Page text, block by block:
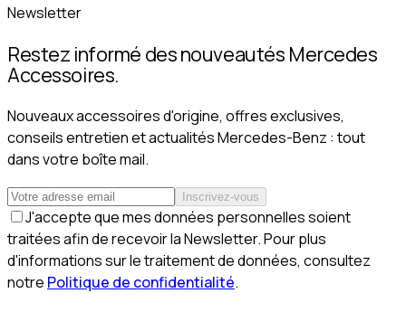
Newsletter
Restez informé des nouveautés Mercedes
Accessoires.
Nouveaux accessoires d'origine, offres exclusives,
conseils entretien et actualités Mercedes-Benz : tout
dans votre boîte mail.
Inscrivez-vous
J'accepte que mes données personnelles soient
traitées afin de recevoir la Newsletter. Pour plus
d'informations sur le traitement de données, consultez
notre Politique de confidentialité.